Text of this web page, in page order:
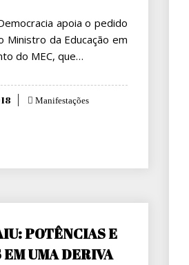
apoia o pedido
Ministro da Educação em
do MEC, que…
Manifestações
POTÊNCIAS E
UMA DERIVA